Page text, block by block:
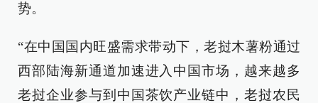
势。
“在中国国内旺盛需求带动下，老挝木薯粉通过
西部陆海新通道加速进入中国市场，越来越多
老挝企业参与到中国茶饮产业链中，老挝农民